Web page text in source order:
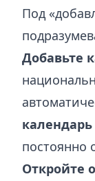
Под
Добавьте
постоянно
Откройте